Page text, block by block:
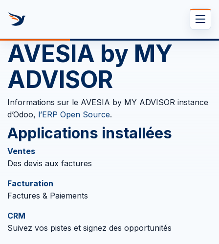
AVESIA by MY
ADVISOR
Informations sur le AVESIA by MY ADVISOR instance
d’Odoo, l’ERP Open Source.
Applications installées
Ventes
Des devis aux factures
Facturation
Factures & Paiements
CRM
Suivez vos pistes et signez des opportunités